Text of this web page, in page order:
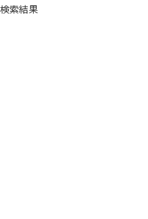
検索結果